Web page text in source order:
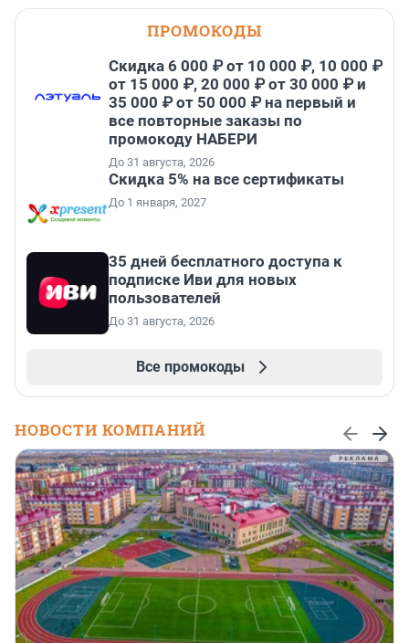
ПРОМОКОДЫ
Скидка 6 000 ₽ от 10 000 ₽, 10 000 ₽
от 15 000 ₽, 20 000 ₽ от 30 000 ₽ и
35 000 ₽ от 50 000 ₽ на первый и
все повторные заказы по
промокоду НАБЕРИ
До 31 августа, 2026
Скидка 5% на все сертификаты
До 1 января, 2027
35 дней бесплатного доступа к
подписке Иви для новых
пользователей
До 31 августа, 2026
Все промокоды
НОВОСТИ КОМПАНИЙ